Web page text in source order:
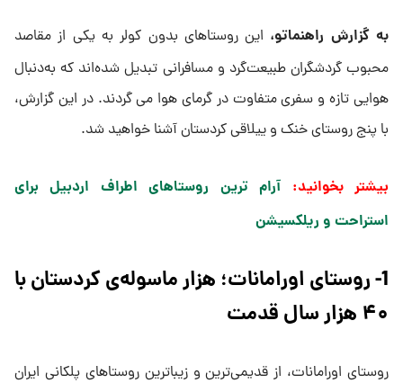
به گزارش راهنماتو، این روستاهای بدون کولر به یکی از مقاصد
محبوب گردشگران طبیعت‌گرد و مسافرانی تبدیل شده‌اند که به‌دنبال
هوایی تازه و سفری متفاوت در گرمای هوا می گردند. در این گزارش،
با پنج روستای خنک و ییلاقی کردستان آشنا خواهید شد.
بیشتر بخوانید: آرام ترین روستاهای اطراف اردبیل برای
استراحت و ریلکسیشن​
1- روستای اورامانات؛ هزار ماسوله‌ی کردستان با
۴۰ هزار سال قدمت
روستای اورامانات، از قدیمی‌ترین و زیباترین روستاهای پلکانی ایران